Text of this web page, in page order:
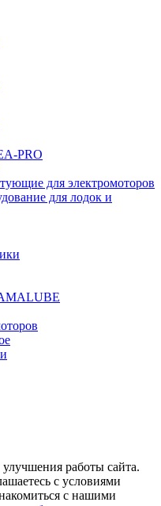
PRO
для электромоторов
для лодок и
работы сайта.
с условиями
с нашими